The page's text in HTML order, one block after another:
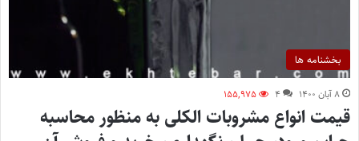
بخشنامه ها
۸ آبان ۱۴۰۰ ۴ ۱۵۵,۹۷۵
قیمت انواع مشروبات الکلی به منظور محاسبه